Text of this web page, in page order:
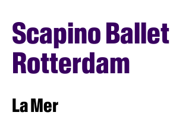
Scapino Ballet
Rotterdam
La Mer